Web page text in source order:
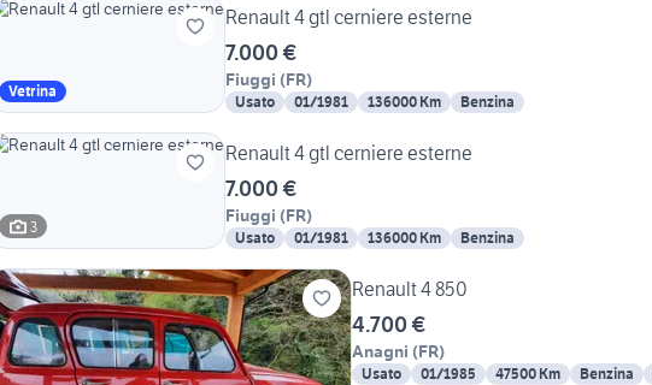
Vetrina
Renault 4 gtl cerniere esterne
7.000 €
Fiuggi (FR)
Usato 01/1981 136000 Km Benzina
3
Renault 4 gtl cerniere esterne
7.000 €
Fiuggi (FR)
Usato 01/1981 136000 Km Benzina
Renault 4 850
4.700 €
Anagni (FR)
Usato 01/1985 47500 Km Benzina